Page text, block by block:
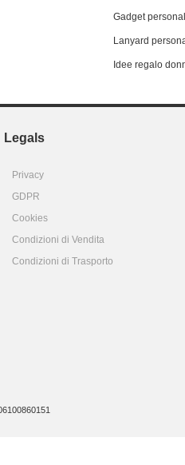
Gadget
Lanyard
Idee regalo
Legals
Privacy
GDPR
Cookies
Condizioni di Vendita
Condizioni di Trasporto